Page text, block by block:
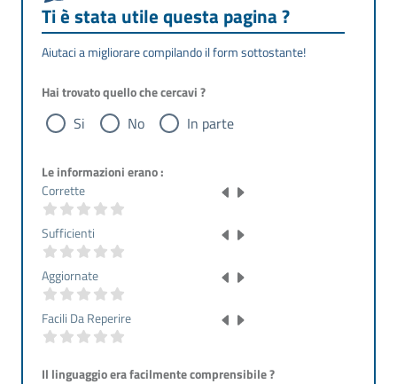
Ti è stata utile questa pagina ?
Aiutaci a migliorare compilando il form sottostante!
Hai trovato quello che cercavi ?
Si No In parte
Le informazioni erano :
Corrette
Sufficienti
Aggiornate
Facili Da Reperire
Il linguaggio era facilmente comprensibile ?